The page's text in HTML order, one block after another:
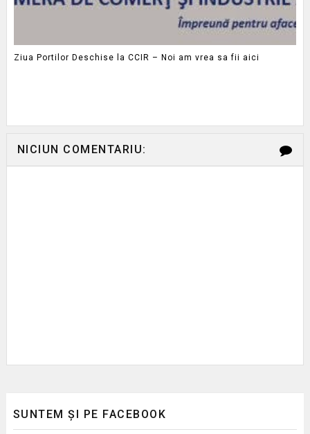
Ziua Portilor Deschise la CCIR – Noi am vrea sa fii aici
NICIUN COMENTARIU:
SUNTEM ȘI PE FACEBOOK